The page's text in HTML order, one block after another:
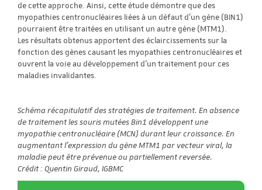
de cette approche. Ainsi, cette étude démontre que des
myopathies centronucléaires liées à un défaut d’un gène (BIN1)
pourraient être traitées en utilisant un autre gène (MTM1).
Les résultats obtenus apportent des éclaircissements sur la
fonction des gènes causant les myopathies centronucléaires et
ouvrent la voie au développement d’un traitement pour ces
maladies invalidantes.
Schéma récapitulatif des stratégies de traitement. En absence
de traitement les souris mutées Bin1 développent une
myopathie centronucléaire (MCN) durant leur croissance. En
augmentant l’expression du gène MTM1 par vecteur viral, la
maladie peut être prévenue ou partiellement reversée.
Crédit : Quentin Giraud, IGBMC